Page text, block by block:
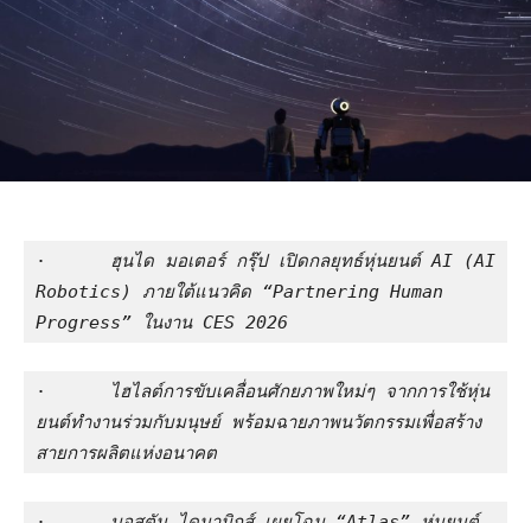
· ฮุนได มอเตอร์ กรุ๊ป เปิดกลยุทธ์หุ่นยนต์ AI (AI
Robotics) ภายใต้แนวคิด “Partnering Human
Progress” ในงาน CES 2026
·
ไฮไลต์การขับเคลื่อนศักยภาพใหม่ๆ จากการใช้หุ่น
ยนต์ทำงานร่วมกับมนุษย์ พร้อมฉายภาพนวัตกรรมเพื่อสร้าง
สายการผลิตแห่งอนาคต